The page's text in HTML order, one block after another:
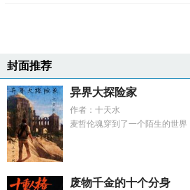
封面推荐
异界大探险家
作者：十天水
麦哲伦魂穿到了一个陌生的世
废物千金的十个分身